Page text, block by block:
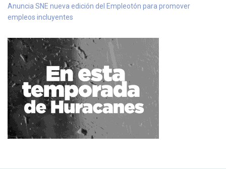
Anuncia SNE nueva edición del Empleotón para promover
empleos incluyentes